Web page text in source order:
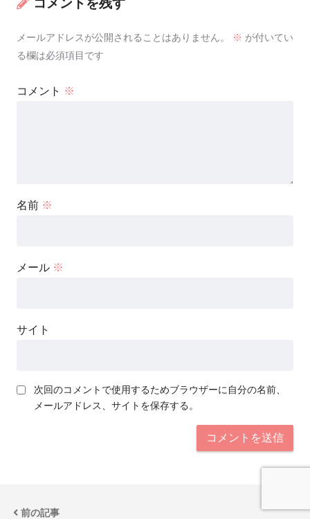
メールアドレスが公開されることはありません。 ※ が付いてい
る欄は必須項目です
コメント ※
名前 ※
メール ※
サイト
次回のコメントで使用するためブラウザーに自分の名前、
メールアドレス、サイトを保存する。
前の記事